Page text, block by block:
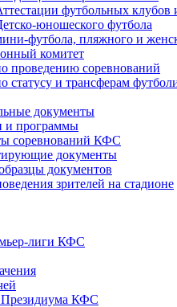
футбольных клубов
юношеского футбола
футбола, пляжного и
комитет
проведению соревнований
статусу и трансферам
документы
и программы
соревнований КФС
документы
документов
зрителей на стадионе
лиги КФС
Президиума КФС